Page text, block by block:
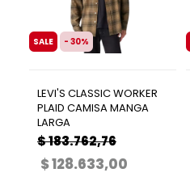
SALE - 30%
LEVI'S CLASSIC WORKER
PLAID CAMISA MANGA
LARGA
$ 183.762,76
$ 128.633,00